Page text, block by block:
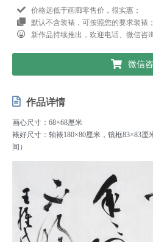
价格远低于画廊零售价，很实惠；
默认不含装裱，可按照您的要求装裱；
新作品持续推出，欢迎电话、微信咨询
微信
作品详情
画心尺寸：68×68厘米
裱好尺寸：轴裱180×80厘米，镜框83×83
间）